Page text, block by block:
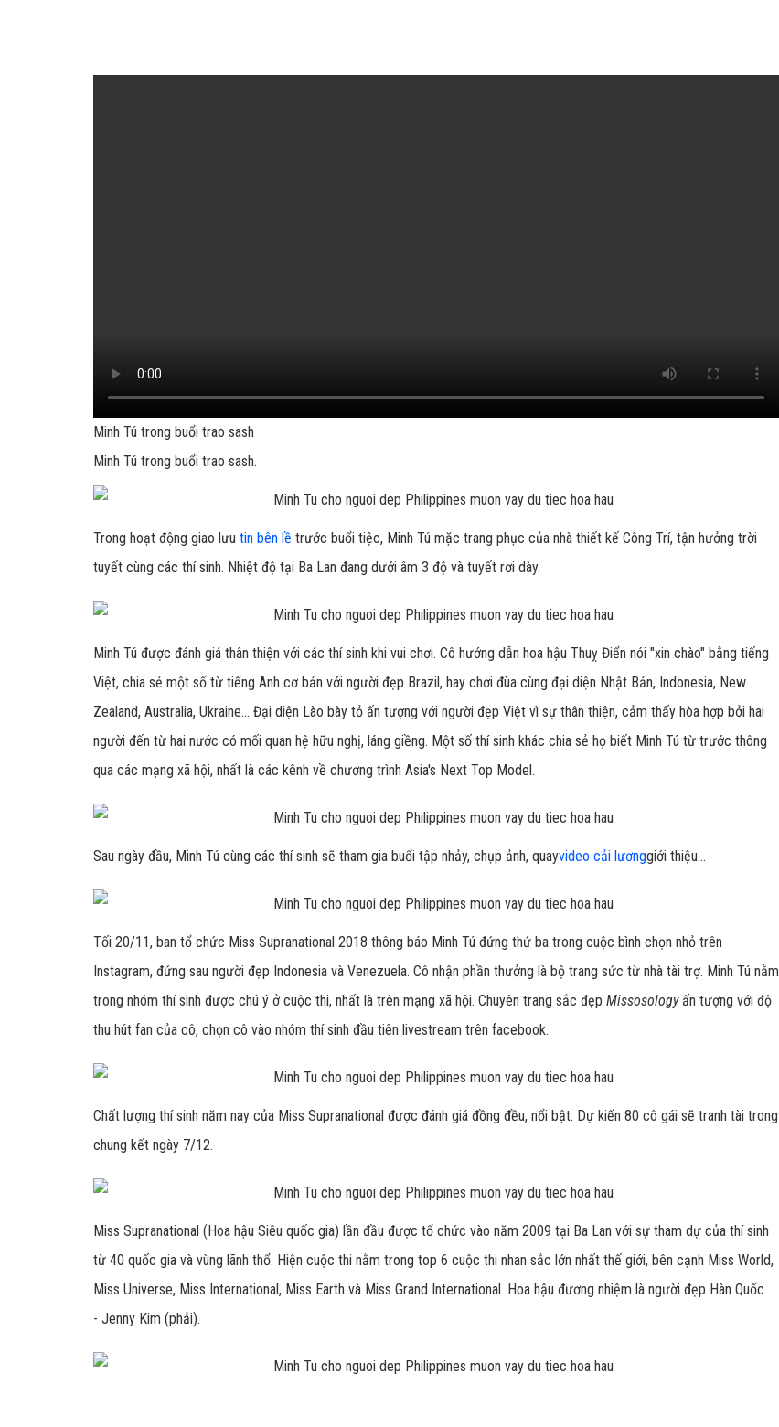
Minh Tú trong buổi trao sash
Minh Tú trong buổi trao sash.
Trong hoạt động giao lưu tin bên lề trước buổi tiệc, Minh Tú mặc trang phục của nhà thiết kế Công Trí, tận hưởng trời
tuyết cùng các thí sinh. Nhiệt độ tại Ba Lan đang dưới âm 3 độ và tuyết rơi dày.
Minh Tú được đánh giá thân thiện với các thí sinh khi vui chơi. Cô hướng dẫn hoa hậu Thuỵ Điển nói "xin chào" bằng tiếng
Việt, chia sẻ một số từ tiếng Anh cơ bản với người đẹp Brazil, hay chơi đùa cùng đại diện Nhật Bản, Indonesia, New
Zealand, Australia, Ukraine... Đại diện Lào bày tỏ ấn tượng với người đẹp Việt vì sự thân thiện, cảm thấy hòa hợp bởi hai
người đến từ hai nước có mối quan hệ hữu nghị, láng giềng. Một số thí sinh khác chia sẻ họ biết Minh Tú từ trước thông
qua các mạng xã hội, nhất là các kênh về chương trình Asia's Next Top Model.
Sau ngày đầu, Minh Tú cùng các thí sinh sẽ tham gia buổi tập nhảy, chụp ảnh, quayvideo cải lươnggiới thiệu...
Tối 20/11, ban tổ chức Miss Supranational 2018 thông báo Minh Tú đứng thứ ba trong cuộc bình chọn nhỏ trên
Instagram, đứng sau người đẹp Indonesia và Venezuela. Cô nhận phần thưởng là bộ trang sức từ nhà tài trợ. Minh Tú nằm
trong nhóm thí sinh được chú ý ở cuộc thi, nhất là trên mạng xã hội. Chuyên trang sắc đẹp Missosology ấn tượng với độ
thu hút fan của cô, chọn cô vào nhóm thí sinh đầu tiên livestream trên facebook.
Chất lượng thí sinh năm nay của Miss Supranational được đánh giá đồng đều, nổi bật. Dự kiến 80 cô gái sẽ tranh tài trong
chung kết ngày 7/12.
Miss Supranational (Hoa hậu Siêu quốc gia) lần đầu được tổ chức vào năm 2009 tại Ba Lan với sự tham dự của thí sinh
từ 40 quốc gia và vùng lãnh thổ. Hiện cuộc thi nằm trong top 6 cuộc thi nhan sắc lớn nhất thế giới, bên cạnh Miss World,
Miss Universe, Miss International, Miss Earth và Miss Grand International. Hoa hậu đương nhiệm là người đẹp Hàn Quốc
- Jenny Kim (phải).